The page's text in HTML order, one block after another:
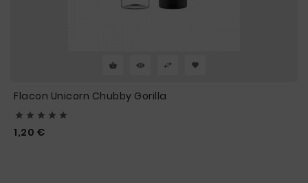
Flacon Unicorn Chubby Gorilla
    
1,20 €